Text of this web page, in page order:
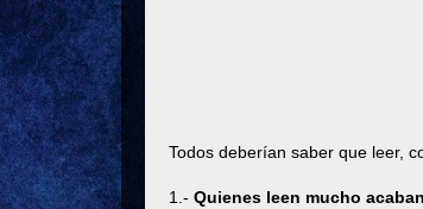
Todos deberían saber que leer,
1.- Quienes leen mucho